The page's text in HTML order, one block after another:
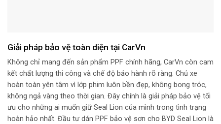
Giải pháp bảo vệ toàn diện tại CarVn
Không chỉ mang đến sản phẩm PPF chính hãng, CarVn còn cam
kết chất lượng thi công và chế độ bảo hành rõ ràng. Chủ xe
hoàn toàn yên tâm vì lớp phim luôn bền đẹp, không bong tróc,
không ngả vàng theo thời gian. Đây chính là giải pháp bảo vệ tối
ưu cho những ai muốn giữ Seal Lion của mình trong tình trạng
hoàn hảo nhất. Đầu tư dán PPF bảo vệ sơn cho BYD Seal Lion là